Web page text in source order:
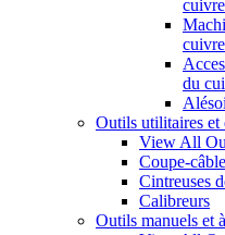
cuivre
cuivre
du
Outils utilitaires et
View All
Coupe-
Cintreuses
Calibreurs
Outils manuels et